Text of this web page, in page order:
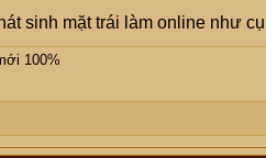
sinh mặt trái làm online như
100%